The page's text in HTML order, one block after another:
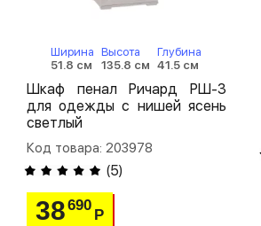
Ширина
51.8 см
Высота
135.8 см
Глубина
41.5 см
Шкаф пенал Ричард РШ-3
для одежды с нишей ясень
светлый
Код товара: 203978
(5)
38690
Р